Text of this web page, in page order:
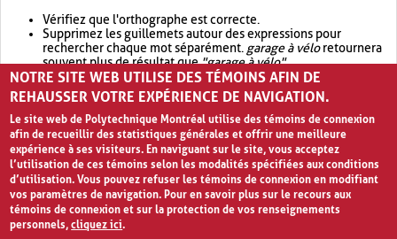
Vérifiez que l'orthographe est correcte.
Supprimez les guillemets autour des expressions pour
rechercher chaque mot séparément. garage à véloretournera
souvent plus de résultat que"garage à vélo".
Envisagez d'élargir votre recherche avec OR.garage OR vélo
retournera souvent plus de résultat quegarage à vélo
NOTRE SITE WEB UTILISE DES TÉMOINS AFIN DE
REHAUSSER VOTRE EXPÉRIENCE DE NAVIGATION.
Le site web de Polytechnique Montréal utilise des témoins de connexion
afin de recueillir des statistiques générales et offrir une meilleure
expérience à ses visiteurs. En naviguant sur le site, vous acceptez
l’utilisation de ces témoins selon les modalités spécifiées aux conditions
d’utilisation. Vous pouvez refuser les témoins de connexion en modifiant
vos paramètres de navigation. Pour en savoir plus sur le recours aux
témoins de connexion et sur la protection de vos renseignements
personnels,cliquez ici.